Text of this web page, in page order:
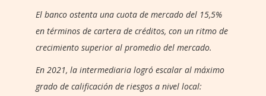
El banco ostenta una cuota de mercado del 15,5%
en términos de cartera de créditos, con un ritmo de
crecimiento superior al promedio del mercado.
En 2021, la intermediaria logró escalar al máximo
grado de calificación de riesgos a nivel local: